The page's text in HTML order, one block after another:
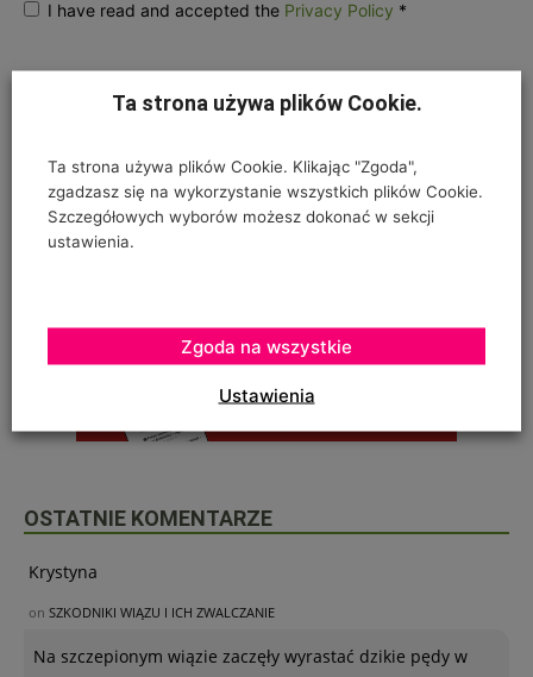
I have read and accepted the Privacy Policy *
OSTATNIE KOMENTARZE
Krystyna
on SZKODNIKI WIĄZU I ICH ZWALCZANIE
Na szczepionym wiązie zaczęły wyrastać dzikie pędy w
Ta strona używa plików Cookie.
Ta strona używa plików Cookie. Klikając "Zgoda",
zgadzasz się na wykorzystanie wszystkich plików Cookie.
Szczegółowych wyborów możesz dokonać w sekcji
ustawienia.
Ustawienia
Zgoda na wszystkie